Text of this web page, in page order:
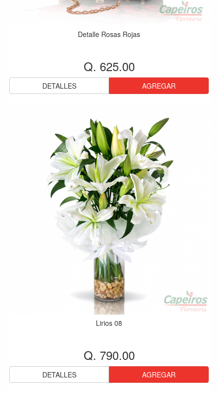
Detalle Rosas Rojas
Q. 625.00
DETALLES AGREGAR
Lirios 08
Q. 790.00
DETALLES AGREGAR